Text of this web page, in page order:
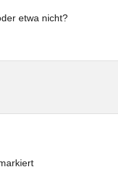
etwa nicht?